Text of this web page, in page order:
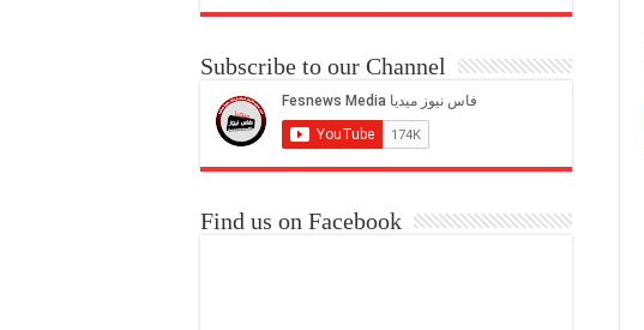
Subscribe to our Channel
Find us on Facebook